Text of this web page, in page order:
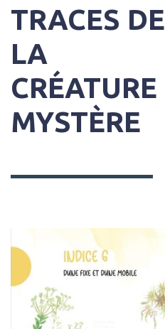
TRACES DE
LA
CRÉATURE
MYSTÈRE